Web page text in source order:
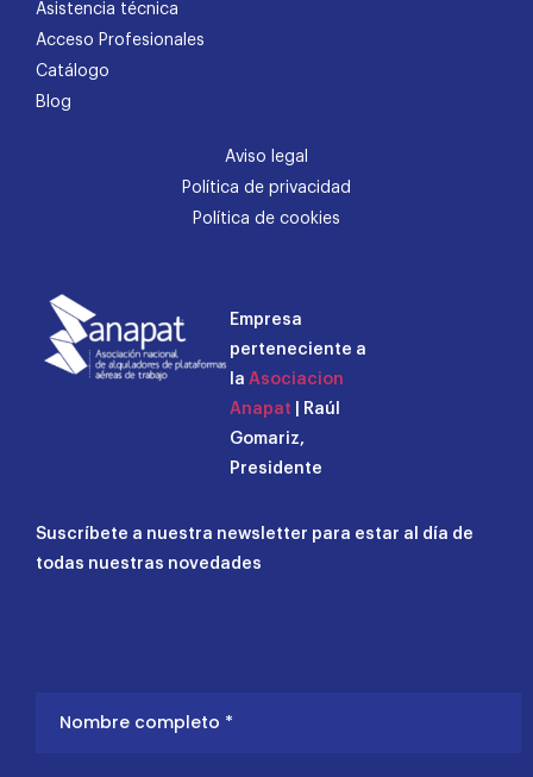
Asistencia técnica
Acceso Profesionales
Catálogo
Blog
Aviso legal
Política de privacidad
Política de cookies
Empresa
perteneciente a
la Asociacion
Anapat | Raúl
Gomariz,
Presidente
Suscríbete a nuestra newsletter para estar al día de
todas nuestras novedades